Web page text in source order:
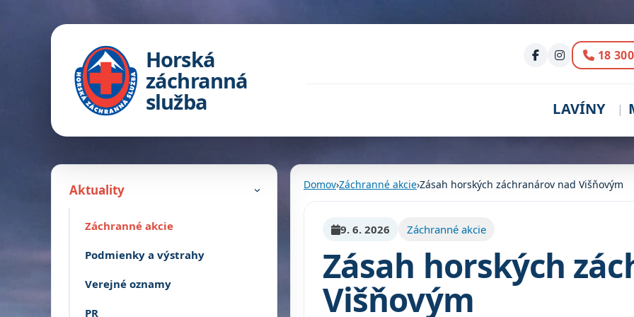
Horská
záchranná
služba
18 300
LAVÍNY
Aktuality ›
Záchranné akcie
Podmienky a výstrahy
Verejné oznamy
PR
Domov›Záchranné akcie›Zásah horských záchranárov nad Višňovým
9. 6. 2026 Záchranné akcie
Zásah horských
Višňovým